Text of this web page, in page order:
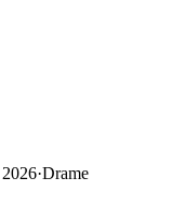
·Drame